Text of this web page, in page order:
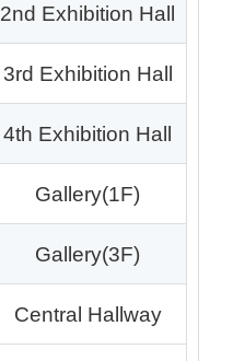
2nd Exhibition Hall
3rd Exhibition Hall
4th Exhibition Hall
Gallery(1F)
Gallery(3F)
Central Hallway